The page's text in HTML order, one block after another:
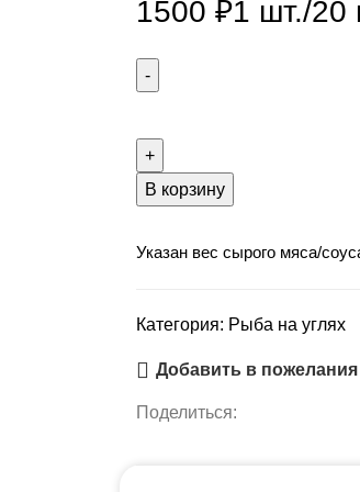
1500 ₽1 шт./20
Дорадо
на
В корзину
Указан вес сырого мяса/
Категория: Рыба на углях
Добавить в пожелания
Поделиться: